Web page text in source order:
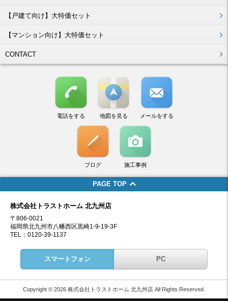
【戸建て向け】大特価セット
【マンション向け】大特価セット
CONTACT
電話をする 地図を見る メールをする
ブログ 施工事例
PAGE TOP
株式会社トラストホーム 北九州店
〒806-0021
福岡県北九州市八幡西区黒崎1-9-19-3F
TEL：0120-39-1137
スマートフォン PC
Copyright © 2026 株式会社トラストホーム 北九州店 All Rights Reserved.